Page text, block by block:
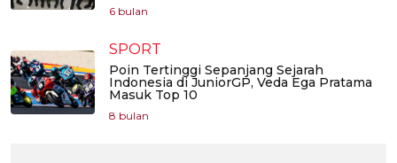
6 bulan
SPORT
Poin Tertinggi Sepanjang Sejarah
Indonesia di JuniorGP, Veda Ega Pratama
Masuk Top 10
8 bulan